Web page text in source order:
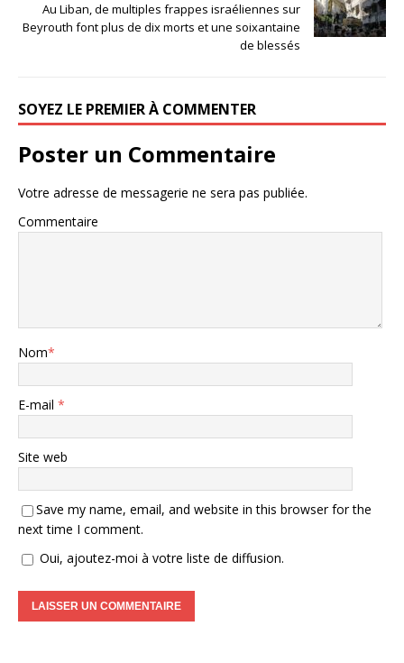
Au Liban, de multiples frappes israéliennes sur
Beyrouth font plus de dix morts et une soixantaine
de blessés
SOYEZ LE PREMIER À COMMENTER
Poster un Commentaire
Votre adresse de messagerie ne sera pas publiée.
Commentaire
Nom*
E-mail *
Site web
Save my name, email, and website in this browser for the
next time I comment.
Oui, ajoutez-moi à votre liste de diffusion.